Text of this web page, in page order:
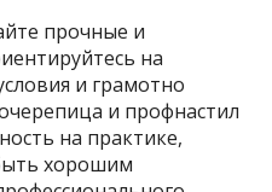
прочные и
на
и грамотно
и профнастил
на практике,
хорошим